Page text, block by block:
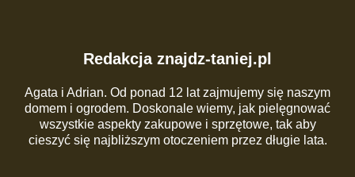
Redakcja znajdz-taniej.pl
Agata i Adrian. Od ponad 12 lat zajmujemy się naszym
domem i ogrodem. Doskonale wiemy, jak pielęgnować
wszystkie aspekty zakupowe i sprzętowe, tak aby
cieszyć się najbliższym otoczeniem przez długie lata.